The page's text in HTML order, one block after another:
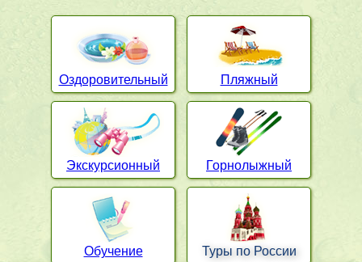
Оздоровительный Пляжный
Экскурсионный Горнолыжный
Обучение Туры по России